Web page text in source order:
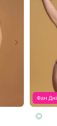
Фан Дні